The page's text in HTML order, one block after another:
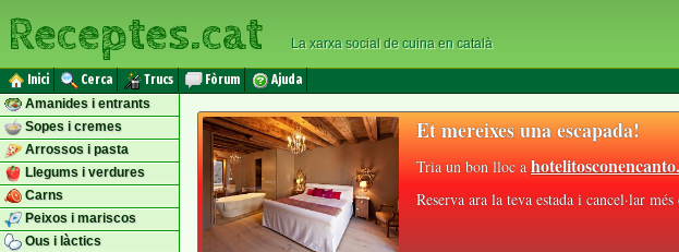
Receptes.cat La xarxa social de cuina en català
Inici Cerca Trucs Fòrum Ajuda
Amanides i entrants
Sopes i cremes
Arrossos i pasta
Llegums i verdures
Carns
Peixos i mariscos
Ous i làctics
Et mereixes una escapada!
Tria un bon lloc a
Reserva ara la teva estada i cancel·lar